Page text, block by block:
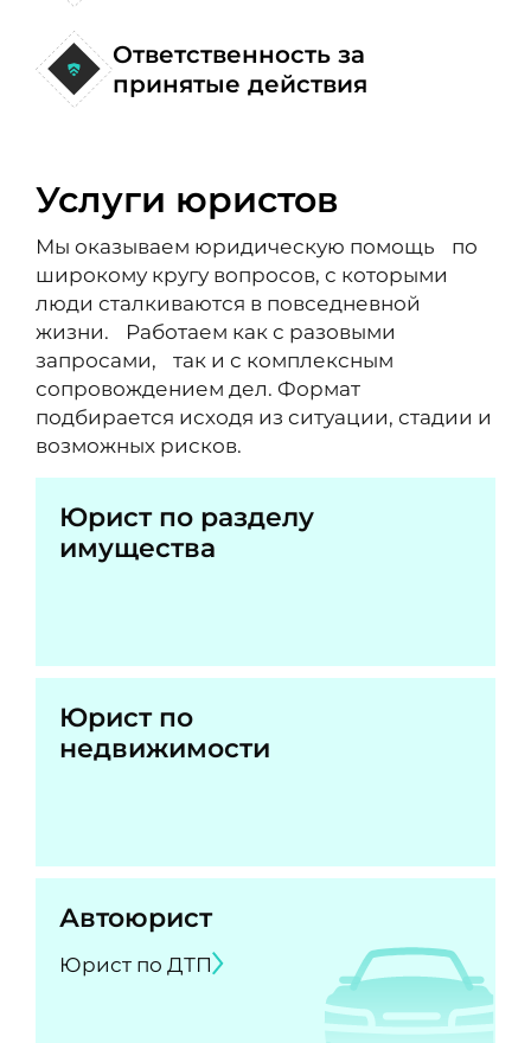
Ответственность за
принятые действия
Услуги юристов
Мы оказываем юридическую помощь по
широкому кругу вопросов, с которыми
люди сталкиваются в повседневной
жизни. Работаем как с разовыми
запросами, так и с комплексным
сопровождением дел. Формат
подбирается исходя из ситуации, стадии и
возможных рисков.
Юрист по разделу
имущества
Юрист по
недвижимости
Автоюрист
Юрист по ДТП